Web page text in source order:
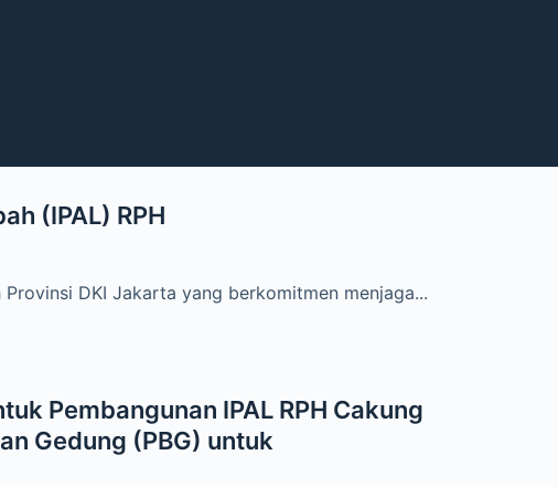
(IPAL) RPH
DKI Jakarta yang berkomitmen menjaga...
Pembangunan IPAL RPH Cakung
Gedung (PBG) untuk